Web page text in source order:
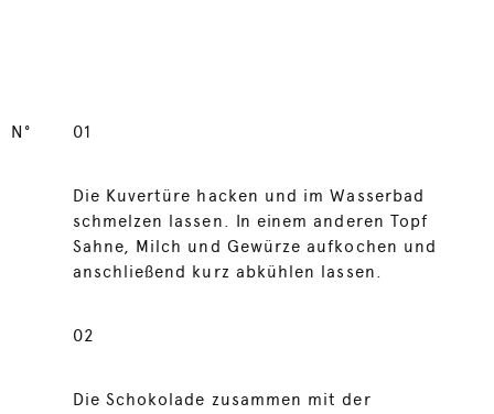
N° 01
Die Kuvertüre hacken und im Wasserbad
schmelzen lassen. In einem anderen Topf
Sahne, Milch und Gewürze aufkochen und
anschließend kurz abkühlen lassen.
02
Die Schokolade zusammen mit der